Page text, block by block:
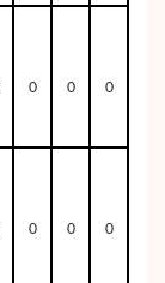
0 0 0
0 0 0